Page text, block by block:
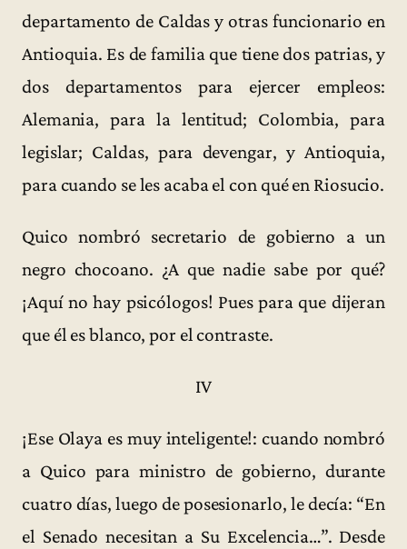
departamento de Caldas y otras funcionario en
Antioquia. Es de familia que tiene dos patrias, y
dos departamentos para ejercer empleos:
Alemania, para la lentitud; Colombia, para
legislar; Caldas, para devengar, y Antioquia,
para cuando se les acaba el con qué en Riosucio.
Quico nombró secretario de gobierno a un
negro chocoano. ¿A que nadie sabe por qué?
¡Aquí no hay psicólogos! Pues para que dijeran
que él es blanco, por el contraste.
IV
¡Ese Olaya es muy inteligente!: cuando nombró
a Quico para ministro de gobierno, durante
cuatro días, luego de posesionarlo, le decía: “En
el Senado necesitan a Su Excelencia…”. Desde